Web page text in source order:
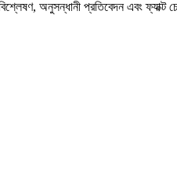
বিশ্লেষণ, অনুসন্ধানী প্রতিবেদন এবং